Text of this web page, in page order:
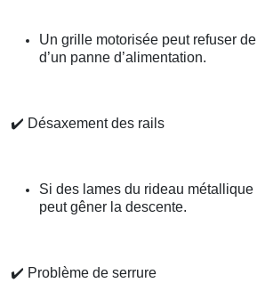
Un grille motorisée peut refuser
d’un panne d’alimentation.
✔️ Désaxement des rails
Si des lames du rideau métallique
peut gêner la descente.
✔️ Problème de serrure